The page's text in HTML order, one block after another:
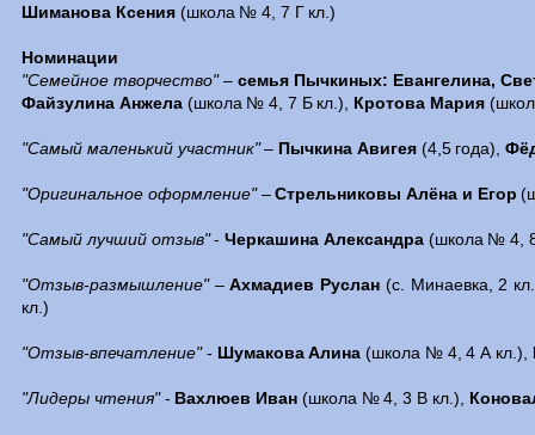
Шиманова Ксения(школа № 4, 7 Г кл.)
Номинации
"Семейное творчество"–семья Пычкиных: Евангелина,
Файзулина Анжела(школа № 4, 7 Б кл.), Кротова Мария
"Самый маленький участник"– Пычкина Авигея(4,5 года),
"Оригинальное оформление"–Стрельниковы Алёна и Егор
"Самый лучший отзыв"-Черкашина Александра(школа № 4,
"Отзыв-размышление" –Ахмадиев Руслан (с. Минаевка, 2
кл.)
"Отзыв-впечатление"- Шумакова Алина (школа № 4, 4 А кл.),
"Лидеры чтения"- Вахлюев Иван (школа № 4, 3 В кл.),